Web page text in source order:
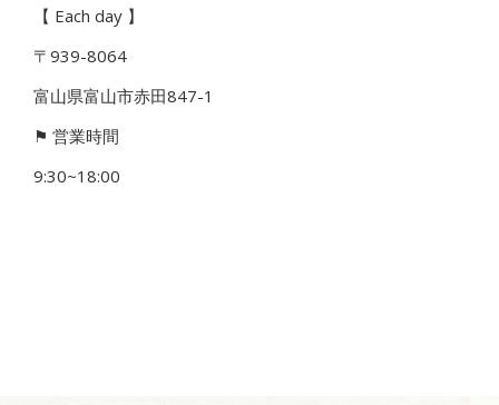
【 Each day 】
〒939-8064
富山県富山市赤田847-1
⚑ 営業時間
9:30~18:00